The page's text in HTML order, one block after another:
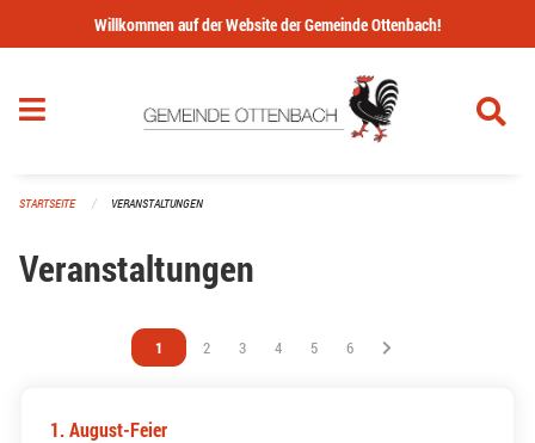
Navigation überspringen
Willkommen auf der Website der Gemeinde Ottenbach!
STARTSEITE VERANSTALTUNGEN
Veranstaltungen
Vous êtes sur la page
1 Vous êtes sur la page
2 Vous êtes sur la page
3 Vous êtes sur la page
4 Vous êtes sur la page
5 Vous êtes sur la page
6
1. August-Feier